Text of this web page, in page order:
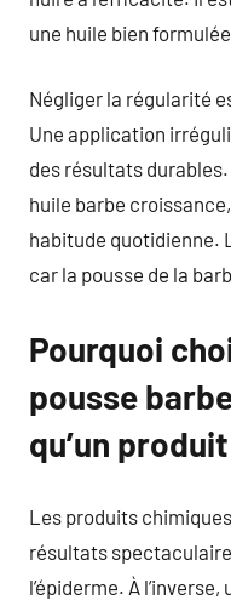
une huile bien
Négliger la régularité
Une application
des résultats
huile barbe
habitude quotidienne.
car la pousse de la
Pourquoi
pousse
qu’un
Les produits
résultats
l’épiderme. À